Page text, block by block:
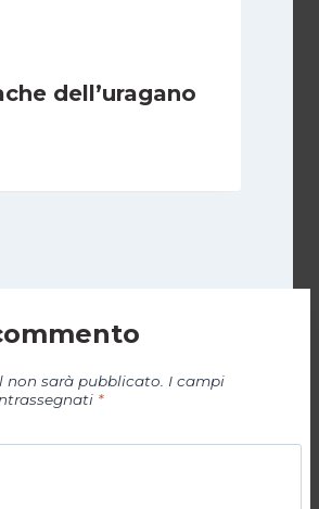
dell’uragano
non sarà pubblicato. I campi
*